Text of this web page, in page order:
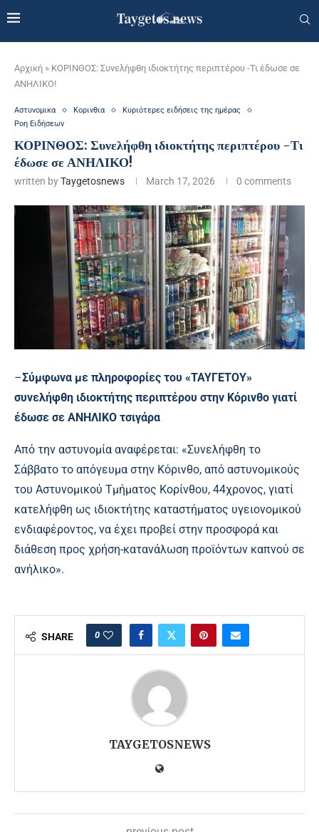
Αρχική » ΚΟΡΙΝΘΟΣ: Συνελήφθη ιδιοκτήτης περιπτέρου -Τι έδωσε σε
ΑΝΗΛΙΚΟ!
Αστυνομικα Κορινθια
Κυριότερες ειδήσεις της ημέρας
Ροη Ειδήσεων
ΚΟΡΙΝΘΟΣ: Συνελήφθη ιδιοκτήτης περιπτέρου -Τι
έδωσε σε ΑΝΗΛΙΚΟ!
written byTaygetosnews March 17, 2026 0 comments
–Σύμφωνα με πληροφορίες του «ΤΑΥΓΕΤΟΥ»
συνελήφθη ιδιοκτήτης περιπτέρου στην Κόρινθο γιατί
έδωσε σε ΑΝΗΛΙΚΟ τσιγάρα
Από την αστυνομία αναφέρεται: «Συνελήφθη το
Σάββατο το απόγευμα στην Κόρινθο, από αστυνομικούς
του Αστυνομικού Τμήματος Κορίνθου, 44χρονος, γιατί
κατελήφθη ως ιδιοκτήτης καταστήματος υγειονομικού
ενδιαφέροντος, να έχει προβεί στην προσφορά και
διάθεση προς χρήση-κατανάλωση προϊόντων καπνού σε
ανήλικο».
SHARE 0
TAYGETOSNEWS